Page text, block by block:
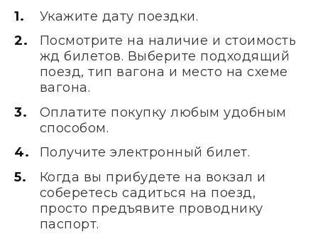
Укажите дату поездки.
Посмотрите на наличие и стоимость
жд билетов. Выберите подходящий
поезд, тип вагона и место на схеме
вагона.
Оплатите покупку любым удобным
способом.
Получите электронный билет.
Когда вы прибудете на вокзал и
соберетесь садиться на поезд,
просто предъявите проводнику
паспорт.